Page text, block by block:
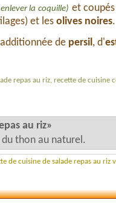
la coquille) et
et les olives noires.
additionnée de persil, d'
repas au riz, recette de cuisine
au riz»
thon au naturel.
de cuisine de salade repas au riz